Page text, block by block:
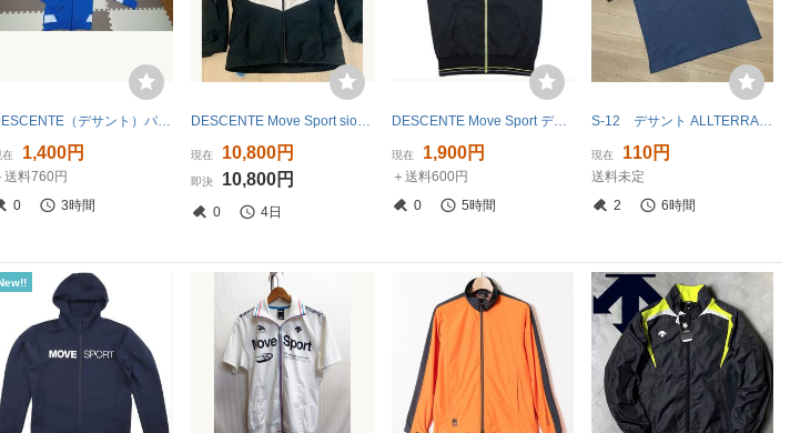
DESCENTE（デサント）パーカー
在 1,400円
送料760円
0
3時間
DESCENTE Move Sport sio高機能スキーウェア ジャケット スノーボード
現在 10,800円
即決 10,800円
0 4日
DESCENTE Move Sport デサント ドライトランスファー ジップアップ半袖トラックジャケット/DAT1105/Sサイズ
現在 1,900円
＋送料600円
0
5時間
S-12 デサント ALLTERRAIN 1/0 サイズ XO・黒！ DRY ジャージ（プルオーバー）美品
現在 110円
送料未定
2
6時間